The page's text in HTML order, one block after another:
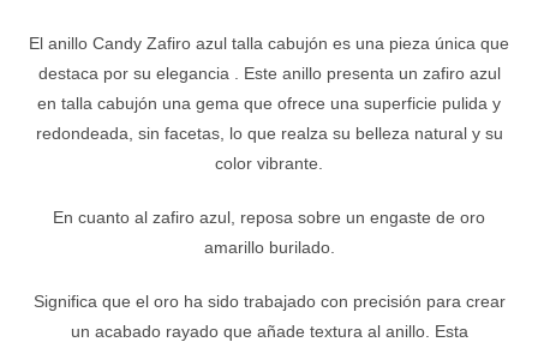
El anillo Candy Zafiro azul talla cabujón es una pieza única que
destaca por su elegancia . Este anillo presenta un zafiro azul
en talla cabujón una gema que ofrece una superficie pulida y
redondeada, sin facetas, lo que realza su belleza natural y su
color vibrante.
En cuanto al zafiro azul, reposa sobre un engaste de oro
amarillo burilado.
Significa que el oro ha sido trabajado con precisión para crear
un acabado rayado que añade textura al anillo. Esta